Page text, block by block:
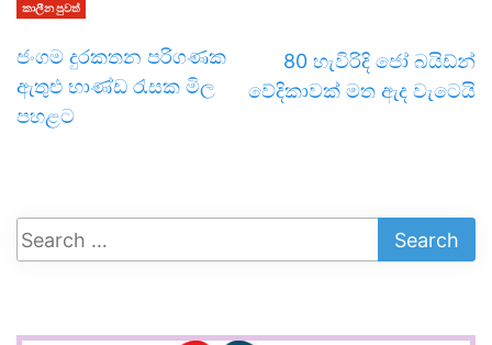
කාලීන පුවත්
ජංගම දුරකතන පරිගණක
ඇතුළු භාණ්ඩ රැසක මිල
පහළට
80 හැවිරිදි ජෝ බයිඩ්න්
වේදිකාවක් මත ඇද වැටෙයි